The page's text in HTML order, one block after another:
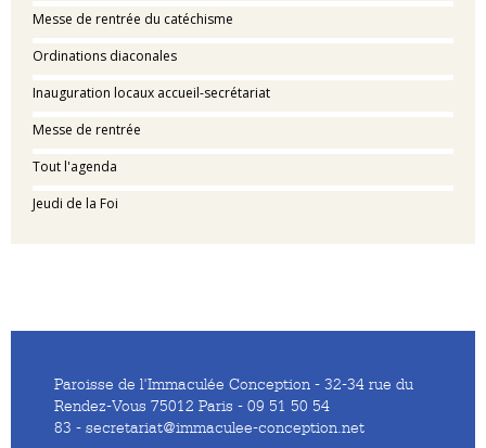
Messe de rentrée du catéchisme
Ordinations diaconales
Inauguration locaux accueil-secrétariat
Messe de rentrée
Tout l'agenda
Jeudi de la Foi
Paroisse de l'Immaculée Conception - 32-34 rue du
Rendez-Vous 75012 Paris - 09 51 50 54
83 - secretariat@immaculee-conception.net